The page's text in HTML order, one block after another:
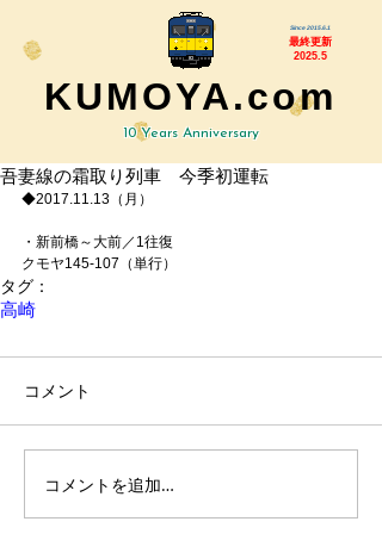
Since 2015.6.1
最終更新
2025.5
KUMOYA.com
10 Years Anniversary
吾妻線の霜取り列車 今季初運転
◆2017.11.13（月）
・新前橋～大前／1往復
クモヤ145-107（単行）
タグ：
高崎
コメント
コメントを追加…